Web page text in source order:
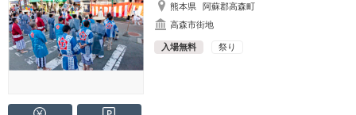
熊本県
阿蘇郡高森町
高森市街地
入場無料 祭り